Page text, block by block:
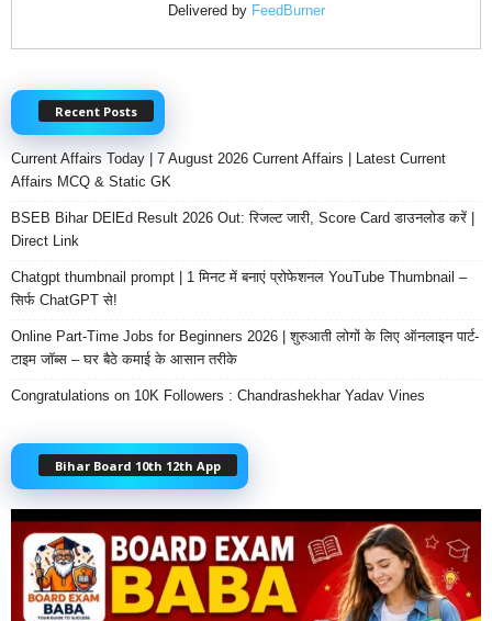
Delivered by FeedBurner
Recent Posts
Current Affairs Today | 7 August 2026 Current Affairs | Latest Current
Affairs MCQ & Static GK
BSEB Bihar DElEd Result 2026 Out: रिजल्ट जारी, Score Card डाउनलोड करें |
Direct Link
Chatgpt thumbnail prompt | 1 मिनट में बनाएं प्रोफेशनल YouTube Thumbnail –
सिर्फ ChatGPT से!
Online Part-Time Jobs for Beginners 2026 | शुरुआती लोगों के लिए ऑनलाइन पार्ट-
टाइम जॉब्स – घर बैठे कमाई के आसान तरीके
Congratulations on 10K Followers : Chandrashekhar Yadav Vines
Bihar Board 10th 12th App